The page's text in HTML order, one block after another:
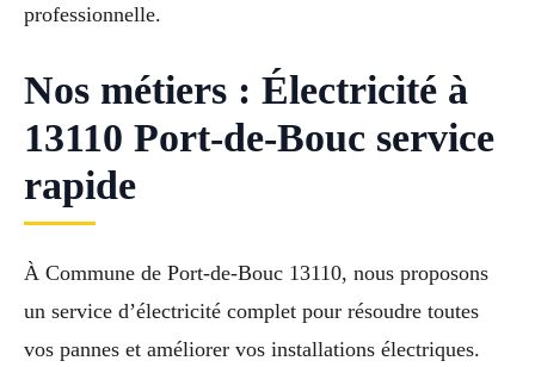
professionnelle.
Nos métiers : Électricité à
13110 Port-de-Bouc service
rapide
À Commune de Port-de-Bouc 13110, nous proposons
un service d’électricité complet pour résoudre toutes
vos pannes et améliorer vos installations électriques.